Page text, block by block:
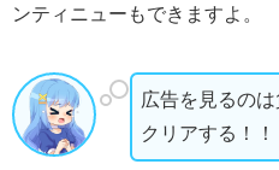
ンティニューもできますよ。
広告を見るの
クリアする！！